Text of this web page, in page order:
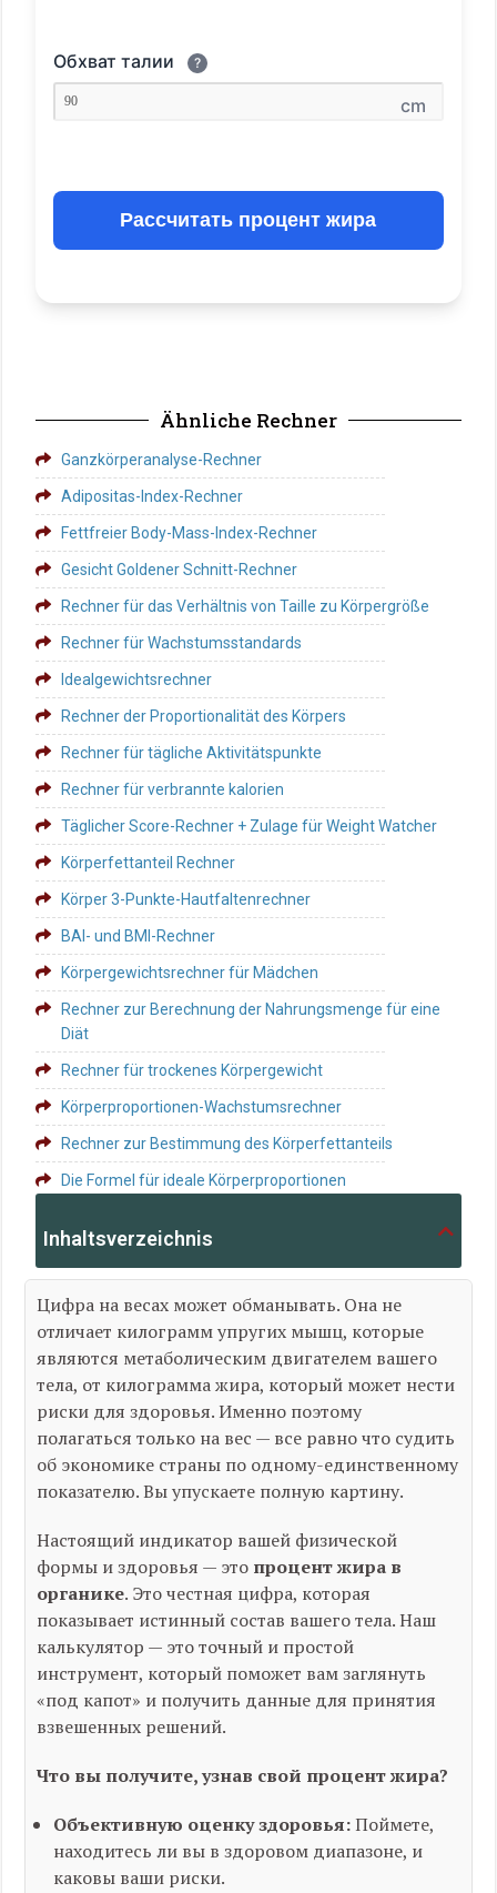
Обхват талии ?
cm
Рассчитать процент жира
Ähnliche Rechner
Ganzkörperanalyse-Rechner
Adipositas-Index-Rechner
Fettfreier Body-Mass-Index-Rechner
Gesicht Goldener Schnitt-Rechner
Rechner für das Verhältnis von Taille zu Körpergröße
Rechner für Wachstumsstandards
Idealgewichtsrechner
Rechner der Proportionalität des Körpers
Rechner für tägliche Aktivitätspunkte
Rechner für verbrannte kalorien
Täglicher Score-Rechner + Zulage für Weight Watcher
Körperfettanteil Rechner
Körper 3-Punkte-Hautfaltenrechner
BAI- und BMI-Rechner
Körpergewichtsrechner für Mädchen
Rechner zur Berechnung der Nahrungsmenge für eine
Diät
Rechner für trockenes Körpergewicht
Körperproportionen-Wachstumsrechner
Rechner zur Bestimmung des Körperfettanteils
Die Formel für ideale Körperproportionen
Inhaltsverzeichnis
Цифра на весах может обманывать. Она не
отличает килограмм упругих мышц, которые
являются метаболическим двигателем вашего
тела, от килограмма жира, который может нести
риски для здоровья. Именно поэтому
полагаться только на вес — все равно что судить
об экономике страны по одному-единственному
показателю. Вы упускаете полную картину.
Настоящий индикатор вашей физической
формы и здоровья — это процент жира в
органике. Это честная цифра, которая
показывает истинный состав вашего тела. Наш
калькулятор — это точный и простой
инструмент, который поможет вам заглянуть
«под капот» и получить данные для принятия
взвешенных решений.
Что вы получите, узнав свой процент жира?
Объективную оценку здоровья:Поймете,
находитесь ли вы в здоровом диапазоне, и
каковы ваши риски.